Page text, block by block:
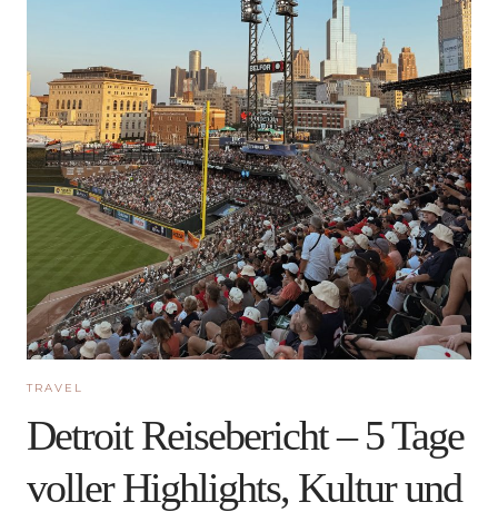
TRAVEL
Detroit Reisebericht – 5 Tage
voller Highlights, Kultur und